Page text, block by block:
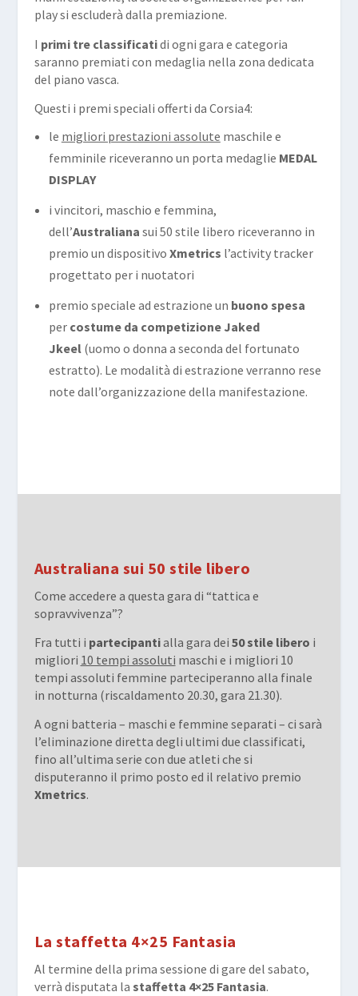
play si escluderà dalla premiazione.
I primi tre classificatidi ogni gara e categoria
saranno premiati con medaglia nella zona dedicata
del piano vasca.
Questi i premi speciali offerti da Corsia4:
le migliori prestazioni assolute maschile e
femminile riceveranno un porta medaglie MEDAL
DISPLAY
i vincitori, maschio e femmina,
dell’Australiana sui 50 stile libero riceveranno in
premio un dispositivo Xmetrics l’activity tracker
progettato per i nuotatori
premio speciale ad estrazione un buono spesa
per costume da competizione Jaked
Jkeel(uomo o donna a seconda del fortunato
estratto). Le modalità di estrazione verranno rese
note dall’organizzazione della manifestazione.
Australiana sui 50 stile libero
Come accedere a questa gara di “tattica e
sopravvivenza”?
Fra tutti i partecipantialla gara dei 50 stile libero i
migliori 10 tempi assoluti maschi e i migliori 10
tempi assoluti femmine parteciperanno alla finale
in notturna (riscaldamento 20.30, gara 21.30).
A ogni batteria – maschi e femmine separati – ci sarà
l’eliminazione diretta degli ultimi due classificati,
fino all’ultima serie con due atleti che si
disputeranno il primo posto ed il relativo premio
Xmetrics.
La staffetta 4×25 Fantasia
Al termine della prima sessione di gare del sabato,
verrà disputata la staffetta 4×25 Fantasia.